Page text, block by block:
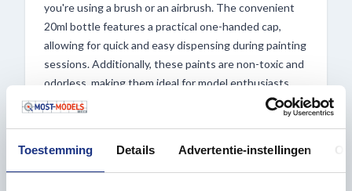
Toestemming Details Advertentie-instellingen
you're using a brush or an airbrush. The convenient
20ml bottle features a practical one-handed cap,
allowing for quick and easy dispensing during painting
sessions. Additionally, these paints are non-toxic and
odorless, making them ideal for model enthusiasts
and hobbyists alike.
bottles, available at Most-Models.com!